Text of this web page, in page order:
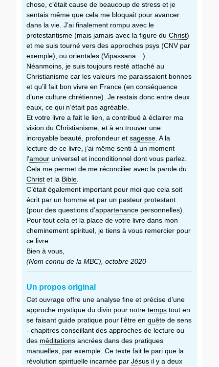
chose, c’était cause de beaucoup de stress et je
sentais même que cela me bloquait pour avancer
dans la vie. J’ai finalement rompu avec le
protestantisme (mais jamais avec la figure du Christ)
et me suis tourné vers des approches psys (CNV par
exemple), ou orientales (Vipassana…).
Néanmoins, je suis toujours resté attaché au
Christianisme car les valeurs me paraissaient bonnes
et qu’il fait bon vivre en France (en conséquence
d’une culture chrétienne). Je restais donc entre deux
eaux, ce qui n’était pas agréable.
Et votre livre a fait le lien, a contribué à éclairer ma
vision du Christianisme, et à en trouver une
incroyable beauté, profondeur et sagesse . A la
lecture de ce livre, j’ai même senti à un moment
l’amour universel et inconditionnel dont vous parlez.
Cela me permet de me réconcilier avec la parole du
Christ et la Bible
C’était également important pour moi que cela soit
écrit par un homme et par un pasteur protestant
(pour des questions d’appartenance personnelles).
Pour tout cela et la place de votre livre dans mon
cheminement spirituel, je tiens à vous remercier pour
ce livre.
Bien à vous,
(Nom connu de la MBC), octobre 2020
Un propos original
Cet ouvrage offre une analyse fine et précise d’une
approche mystique du divin pour notre temps tout en
se faisant guide pratique pour l’être en quête de sens
- chapitres conseillant des approches de lecture ou
des méditations ancrées dans des pratiques
manuelles, par exemple. Ce texte fait le pari que la
révolution spirituelle incarnée par Jésus il y a deux